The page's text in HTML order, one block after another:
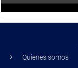
Quienes somos